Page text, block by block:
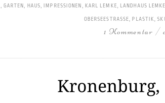
, GARTEN, HAUS, IMPRESSIONEN , KARL LEMKE, LANDHAUS
OBERSEESTRASSE , PLASTIK,
1 Kommentar /
Kronenburg,